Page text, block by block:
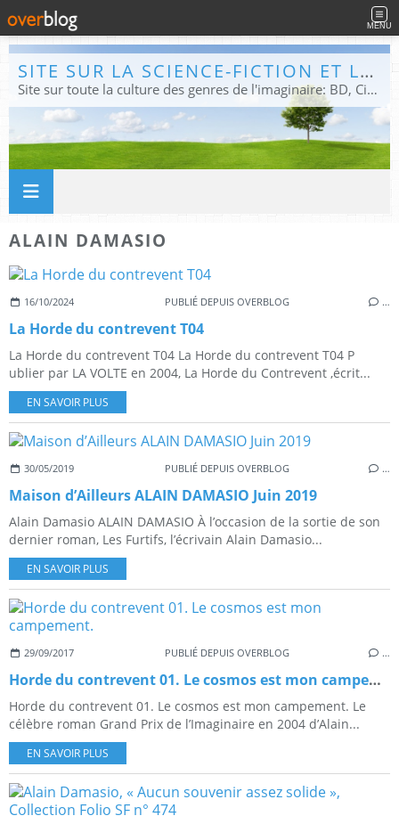
MENU
SITE SUR LA SCIENCE-FICTION ET LE FANTASTIQUE
Site sur toute la culture des genres de l'imaginaire: BD, Cinéma, Livre, Jeux, Théâtre. Présent dans les principaux festivals de film fantastique e de science-fiction, salons et conventions.
ALAIN DAMASIO
16/10/2024 PUBLIÉ DEPUIS OVERBLOG …
La Horde du contrevent T04
La Horde du contrevent T04 La Horde du contrevent T04 P
ublier par LA VOLTE en 2004, La Horde du Contrevent ,écrit...
EN SAVOIR PLUS
30/05/2019 PUBLIÉ DEPUIS OVERBLOG …
Maison d’Ailleurs ALAIN DAMASIO Juin 2019
Alain Damasio ALAIN DAMASIO À l’occasion de la sortie de son
dernier roman, Les Furtifs, l’écrivain Alain Damasio...
EN SAVOIR PLUS
29/09/2017 PUBLIÉ DEPUIS OVERBLOG …
Horde du contrevent 01. Le cosmos est mon campement.
Horde du contrevent 01. Le cosmos est mon campement. Le
célèbre roman Grand Prix de l’Imaginaire en 2004 d’Alain...
EN SAVOIR PLUS